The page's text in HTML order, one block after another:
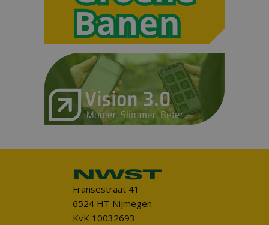
Fransestraat 41
6524 HT Nijmegen
KvK 10032693